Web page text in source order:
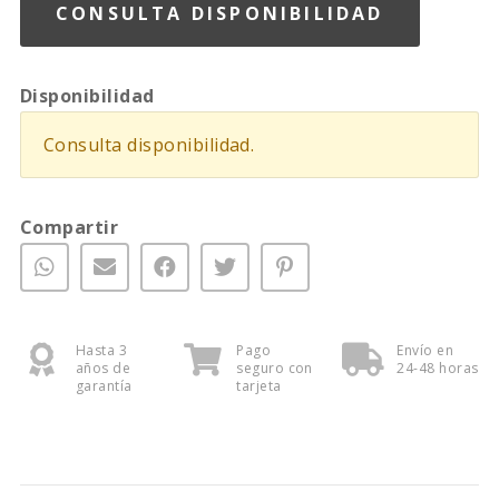
CONSULTA DISPONIBILIDAD
Disponibilidad
Consulta disponibilidad.
Compartir
Hasta 3
años de
garantía
Pago
seguro con
tarjeta
Envío en
24-48 horas